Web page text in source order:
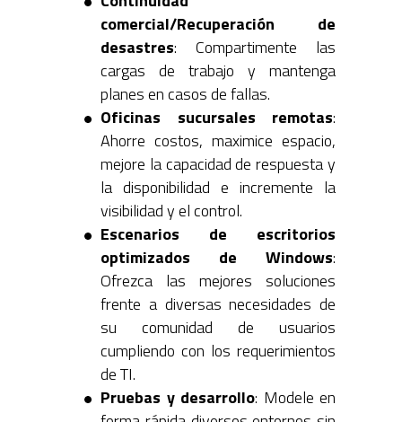
comercial/Recuperación de
desastres: Compartimente las
cargas de trabajo y mantenga
planes en casos de fallas.
Oficinas sucursales remotas:
Ahorre costos, maximice espacio,
mejore la capacidad de respuesta y
la disponibilidad e incremente la
visibilidad y el control.
Escenarios de escritorios
optimizados de Windows:
Ofrezca las mejores soluciones
frente a diversas necesidades de
su comunidad de usuarios
cumpliendo con los requerimientos
de TI.
Pruebas y desarrollo: Modele en